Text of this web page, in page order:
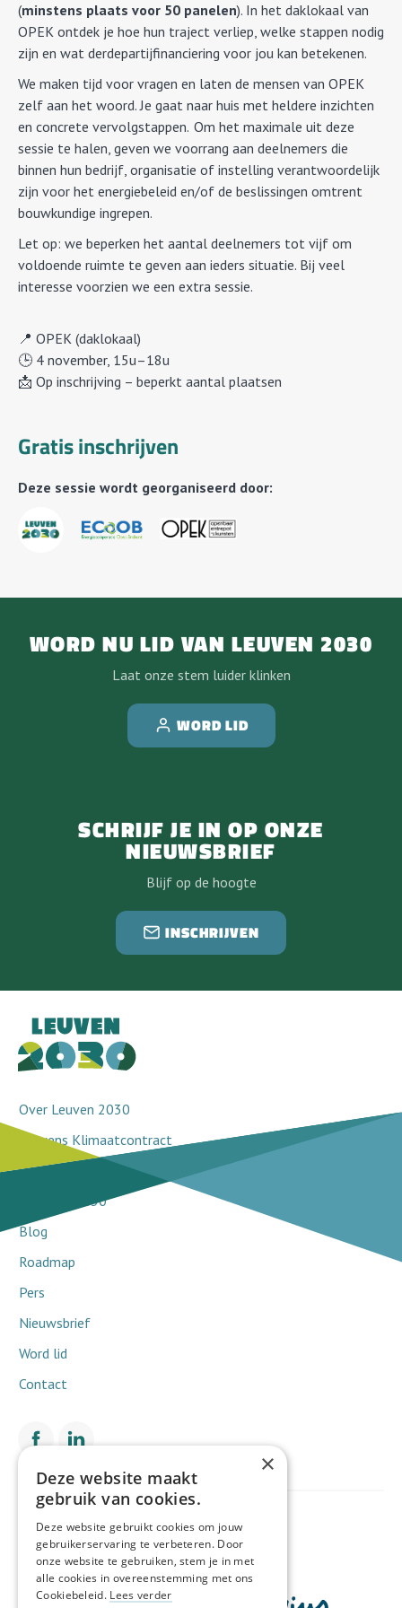
(minstens plaats voor 50 panelen). In het daklokaal van
OPEK ontdek je hoe hun traject verliep, welke stappen nodig
zijn en wat derdepartijfinanciering voor jou kan betekenen.
We maken tijd voor vragen en laten de mensen van OPEK
zelf aan het woord. Je gaat naar huis met heldere inzichten
en concrete vervolgstappen. Om het maximale uit deze
sessie te halen, geven we voorrang aan deelnemers die
binnen hun bedrijf, organisatie of instelling verantwoordelijk
zijn voor het energiebeleid en/of de beslissingen omtrent
bouwkundige ingrepen.
Let op: we beperken het aantal deelnemers tot vijf om
voldoende ruimte te geven aan ieders situatie. Bij veel
interesse voorzien we een extra sessie.
📍 OPEK (daklokaal)
🕒 4 november, 15u–18u
📩 Op inschrijving – beperkt aantal plaatsen
Gratis inschrijven
Deze sessie wordt georganiseerd door:
WORD NU LID VAN LEUVEN 2030
Laat onze stem luider klinken
WORD LID
SCHRIJF JE IN OP ONZE
NIEUWSBRIEF
Blijf op de hoogte
INSCHRIJVEN
Over Leuven 2030
Leuvens Klimaatcontract
Doorbraakprojecten
Netwerk 2030
Blog
Roadmap
Pers
Nieuwsbrief
Word lid
Contact
×
Deze website maakt
gebruik van cookies.
Deze website gebruikt cookies om jouw
gebruikerservaring te verbeteren. Door
onze website te gebruiken, stem je in met
alle cookies in overeenstemming met ons
Cookiebeleid. Lees verder